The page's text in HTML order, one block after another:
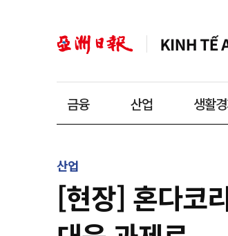
금융 산업 생활
산업
[현장] 혼다코